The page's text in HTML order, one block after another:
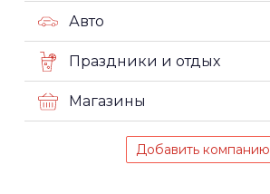
Авто
Праздники и отдых
Магазины
Добавить компанию